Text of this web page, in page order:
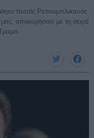
πιστός Ρεπουμπλικανός
αποκυρήσσει με τη σειρά